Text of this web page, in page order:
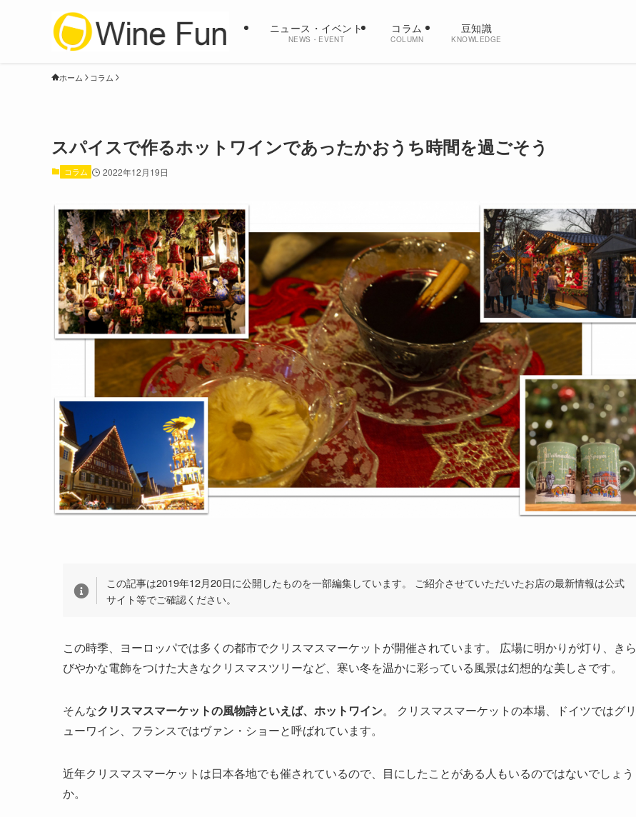
ニュース・イベント
NEWS・EVENT
コラム
COLUMN
豆知識
KNOWLEDGE
ホーム コラム
スパイスで作るホットワインであったかおうち時間を過ごそう
コラム 2022年12月19日
この記事は2019年12月20日に公開したものを一部編集しています。 ご紹介させていただいたお店の最新情報は公式
サイト等でご確認ください。
この時季、ヨーロッパでは多くの都市でクリスマスマーケットが開催されています。 広場に明かりが灯り、きら
びやかな電飾をつけた大きなクリスマスツリーなど、寒い冬を温かに彩っている風景は幻想的な美しさです。
そんなクリスマスマーケットの風物詩といえば、ホットワイン。 クリスマスマーケットの本場、ドイツではグリ
ューワイン、フランスではヴァン・ショーと呼ばれています。
近年クリスマスマーケットは日本各地でも催されているので、目にしたことがある人もいるのではないでしょう
か。